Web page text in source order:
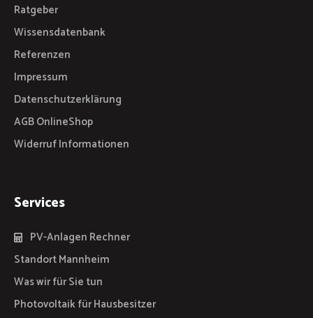
Ratgeber
Wissensdatenbank
Referenzen
Impressum
Datenschutzerklärung
AGB OnlineShop
Widerruf Informationen
Services
PV-Anlagen Rechner
Standort Mannheim
Was wir für Sie tun
Photovoltaik für Hausbesitzer